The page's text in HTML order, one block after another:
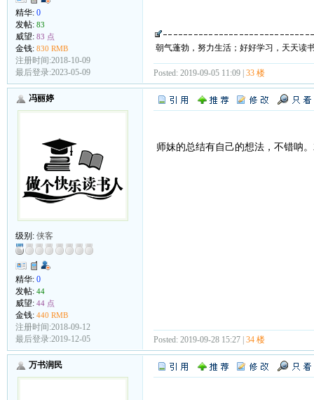
精华: 0
发帖: 83
威望: 83 点
金钱: 830 RMB
注册时间:2018-10-09
最后登录:2023-05-09
Posted: 2019-09-05 11:09 | 33 楼
冯丽婷
级别: 侠客
精华: 0
发帖: 44
威望: 44 点
金钱: 440 RMB
注册时间:2018-09-12
最后登录:2019-12-05
师妹的总结有自己的想法，不错呐
Posted: 2019-09-28 15:27 | 34 楼
万书润民